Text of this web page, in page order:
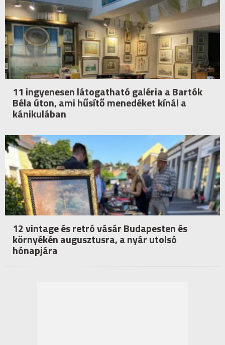
11 ingyenesen látogatható galéria a Bartók
Béla úton, ami hűsítő menedéket kínál a
kánikulában
12 vintage és retró vásár Budapesten és
környékén augusztusra, a nyár utolsó
hónapjára